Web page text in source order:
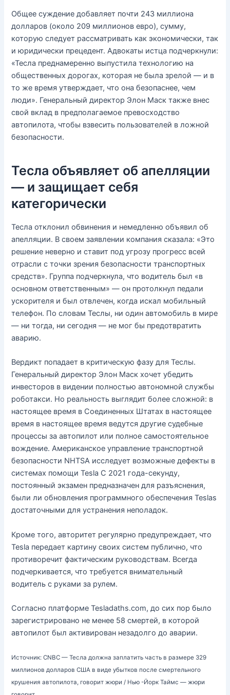
Общее суждение добавляет почти 243 миллиона
долларов (около 209 миллионов евро), сумму,
которую следует рассматривать как экономически, так
и юридически прецедент. Адвокаты истца подчеркнули:
«Тесла преднамеренно выпустила технологию на
общественных дорогах, которая не была зрелой — и в
то же время утверждает, что она безопаснее, чем
люди». Генеральный директор Элон Маск также внес
свой вклад в предполагаемое превосходство
автопилота, чтобы взвесить пользователей в ложной
безопасности.
Тесла объявляет об апелляции
— и защищает себя
категорически
Тесла отклонил обвинения и немедленно объявил об
апелляции. В своем заявлении компания сказала: «Это
решение неверно и ставит под угрозу прогресс всей
отрасли с точки зрения безопасности транспортных
средств». Группа подчеркнула, что водитель был «в
основном ответственным» — он протолкнул педали
ускорителя и был отвлечен, когда искал мобильный
телефон. По словам Теслы, ни один автомобиль в мире
— ни тогда, ни сегодня — не мог бы предотвратить
аварию.
Вердикт попадает в критическую фазу для Теслы.
Генеральный директор Элон Маск хочет убедить
инвесторов в видении полностью автономной службы
роботакси. Но реальность выглядит более сложной: в
настоящее время в Соединенных Штатах в настоящее
время в настоящее время ведутся другие судебные
процессы за автопилот или полное самостоятельное
вождение. Американское управление транспортной
безопасности NHTSA исследует возможные дефекты в
системах помощи Tesla С 2021 года-секунду,
постоянный экзамен предназначен для разъяснения,
были ли обновления программного обеспечения Teslas
достаточными для устранения неполадок.
Кроме того, авторитет регулярно предупреждает, что
Tesla передает картину своих систем публично, что
противоречит фактическим руководствам. Всегда
подчеркивается, что требуется внимательный
водитель с руками за рулем.
Согласно платформе Tesladaths.com, до сих пор было
зарегистрировано не менее 58 смертей, в которой
автопилот был активирован незадолго до аварии.
Источник: CNBC — Тесла должна заплатить часть в размере 329
миллионов долларов США в виде убытков после смертельного
крушения автопилота, говорит жюри / Нью -Йорк Таймс — жюри